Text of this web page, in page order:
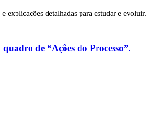
e explicações detalhadas para estudar e evoluir.
de “Ações do Processo”.